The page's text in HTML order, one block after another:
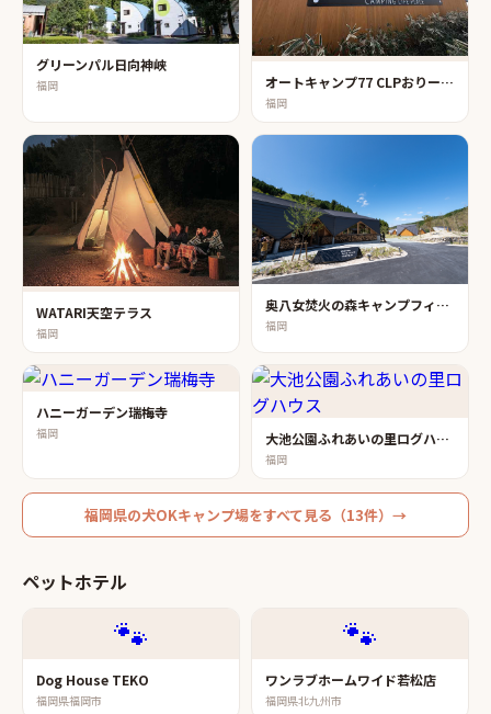
グリーンパル日向神峡
福岡 オートキャンプ77 CLPおりーぶ畑
福岡
WATARI天空テラス
福岡
奥八女焚火の森キャンプフィールド
福岡
ハニーガーデン瑞梅寺
福岡 大池公園ふれあいの里ログハウス
福岡
福岡県の犬OKキャンプ場をすべて見る（13件）→
ペットホテル
🐾
Dog House TEKO
福岡県福岡市
🐾
ワンラブホームワイド若松店
福岡県北九州市